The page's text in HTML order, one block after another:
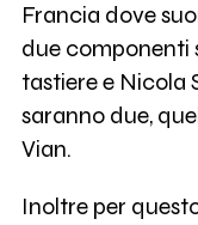
Francia dove
due componenti
tastiere e Nicola
saranno due,
Vian.
Inoltre per